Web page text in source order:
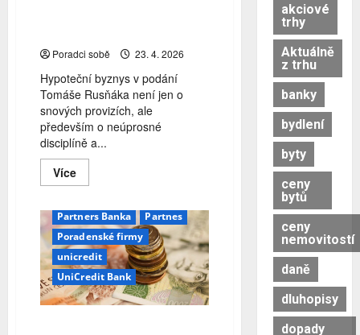
Poradci sobě 23. 4. 2026
Hypoteční byznys v podání
Tomáše Rusňáka není jen o
snových provizích, ale
především o neúprosné
disciplíně a...
VíceRead
more
hypotečního
profíka:
Objemy,
provize
a
realita
BC
Broker Consulting
ČIFO
Finanční poradenství
finanční zprostředkování
franšízing
franšízový model
franšízy
Partners Banka
Partnes
Poradenské firmy
unicredit
UniCredit Bank
BC
BEplan
akciové
trhy
Aktuálně
z trhu
banky
bydlení
byty
ceny
bytů
ceny
nemovitostí
daně
dluhopisy
dopady